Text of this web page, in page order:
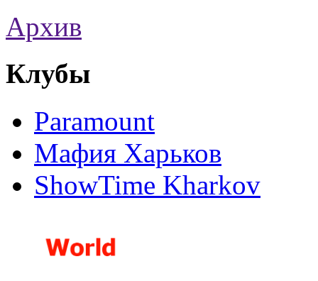
Архив
Клубы
Paramount
Мафия Харьков
ShowTime Kharkov